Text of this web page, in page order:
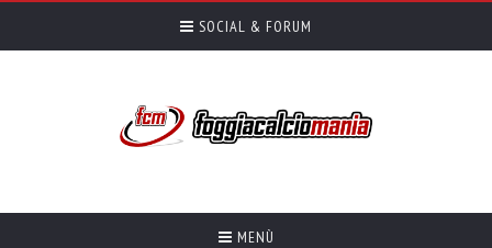
SOCIAL & FORUM
MENÙ